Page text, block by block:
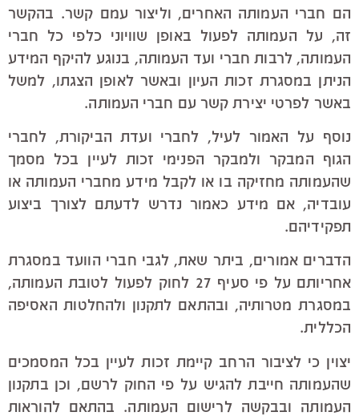
הם חברי העמותה האחרים, וליצור עמם קשר. בהקשר
זה, על העמותה לפעול באופן שוויוני כלפי כל חברי
העמותה, לרבות חברי ועד העמותה, בנוגע להיקף המידע
הניתן במסגרת זכות העיון ובאשר לאופן הצגתו, למשל
באשר לפרטי יצירת קשר עם חברי העמותה.
נוסף על האמור לעיל, לחברי ועדת הביקורת, לחברי
הגוף המבקר ולמבקר הפנימי זכות לעיין בכל מסמך
שהעמותה מחזיקה בו או לקבל מידע מחברי העמותה או
עובדיה, אם מידע כאמור נדרש לדעתם לצורך ביצוע
תפקידיהם.
הדברים אמורים, ביתר שאת, לגבי חברי הוועד במסגרת
אחריותם על פי סעיף 27 לחוק לפעול לטובת העמותה,
במסגרת מטרותיה, ובהתאם לתקנון ולהחלטות האסיפה
הכללית.
יצוין כי לציבור הרחב קיימת זכות לעיין בכל המסמכים
שהעמותה חייבת להגיש על פי החוק לרשם, וכן בתקנון
העמותה ובבקשה לרישום העמותה. בהתאם להוראות